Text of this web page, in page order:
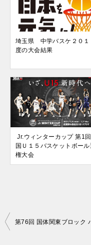
埼玉県 中学バスケ２０１
度の大会結果
Jr.ウィンターカップ 第1
国Ｕ１５バスケットボール
権大会
投